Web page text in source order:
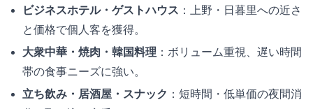
ビジネスホテル・ゲストハウス ：上野・日暮里への近さ
と価格で個人客を獲得。
大衆中華・焼肉・韓国料理 ：ボリューム重視、遅い時間
帯の食事ニーズに強い。
立ち飲み・居酒屋・スナック ：短時間・低単価の夜間消